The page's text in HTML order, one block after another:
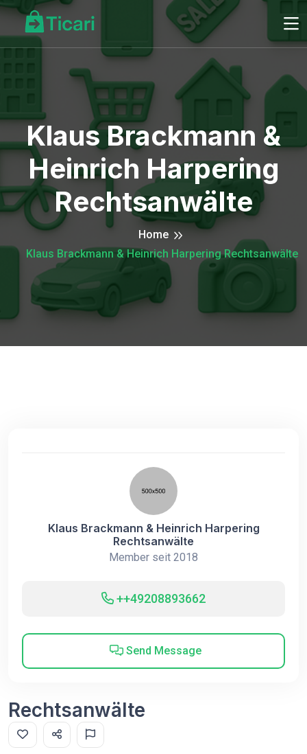
Klaus Brackmann &
Heinrich Harpering
Rechtsanwälte
Home
Klaus Brackmann & Heinrich Harpering Rechtsanwälte
Klaus Brackmann & Heinrich Harpering
Rechtsanwälte
Member seit 2018
++49208893662
Send Message
Rechtsanwälte